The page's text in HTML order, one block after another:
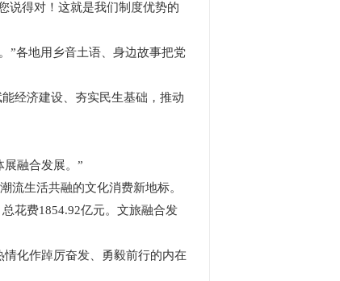
得对！这就是我们制度优势的
各地用乡音土语、身边故事把党
经济建设、夯实民生基础，推动
融合发展。”
生活共融的文化消费新地标。
花费1854.92亿元。文旅融合发
化作踔厉奋发、勇毅前行的内在